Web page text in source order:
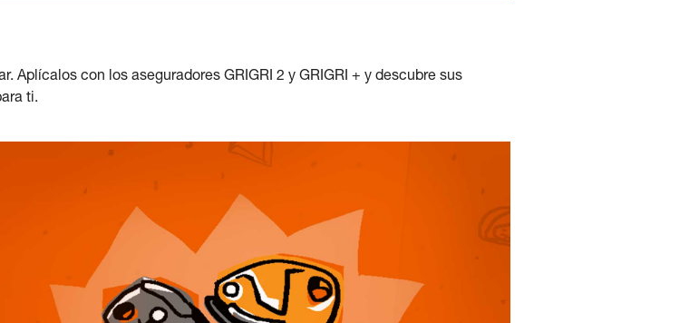
Aplícalos con los aseguradores GRIGRI 2 y GRIGRI + y descubre sus
ti.